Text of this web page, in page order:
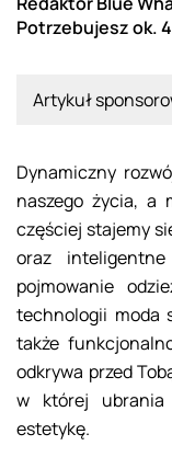
Potrzebujesz ok.
Artykuł
Dynamiczny
naszego życia, a
częściej stajemy
oraz inteligentne
pojmowanie
technologii moda
także
odkrywa przed
w której
estetykę.